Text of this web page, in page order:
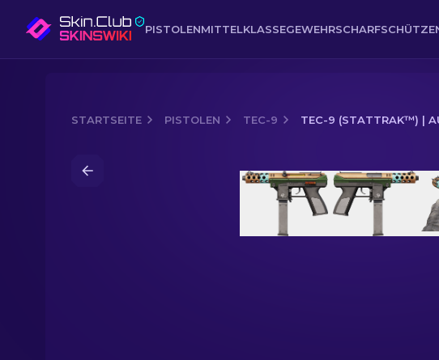
PISTOLENMITTELKLASSEGEWEHR
STARTSEITE PISTOLEN TEC-9 TEC-9 (STATTRAK™) |
Tec-9 (StatTrak™) | Ausgefallen